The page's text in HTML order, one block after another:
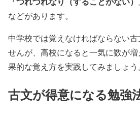
などがあります。
中学校では覚えなければならない
せんが、高校になると一気に数が
果的な覚え方を実践してみましょう
古文が得意になる勉